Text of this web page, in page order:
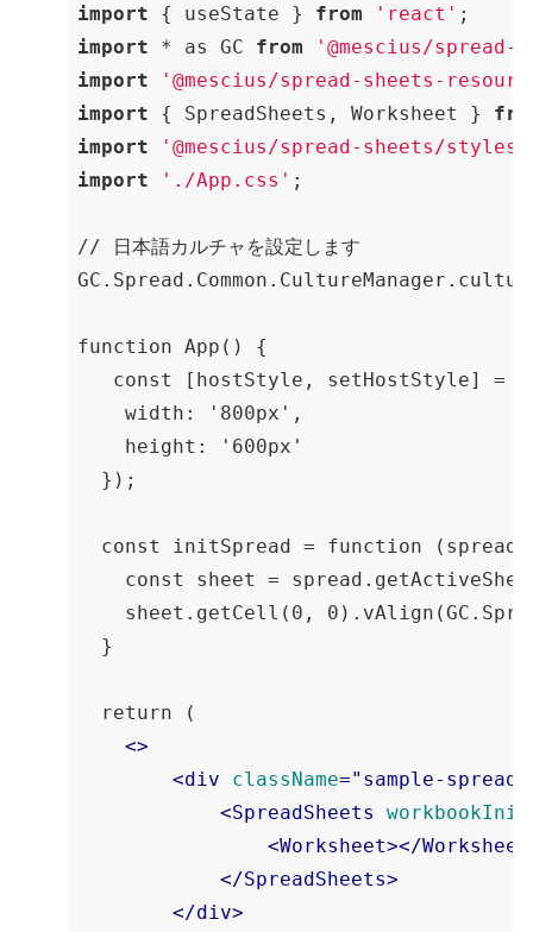
import { useState } from 'react'
import * as GC from
'@mescius/spread-
import
'@mescius/spread-sheets-
import { SpreadSheets, Worksheet }
import
'@mescius/spread-sheets/
import
'./App.css' ;
// 日本語カルチャを設定します
function App() {
const [hostStyle, setHostStyle] =
    width: '800px',
    height: '600px'
  });
const initSpread = function
const sheet =
sheet.getCell(0,
  }
  return (
<>
<div className="sample-
<SpreadSheets
<Worksheet></Worksheet
</SpreadSheets>
</div>